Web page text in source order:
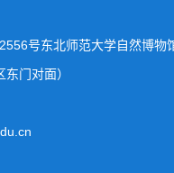
号东北师范大学自然博物
门对面）